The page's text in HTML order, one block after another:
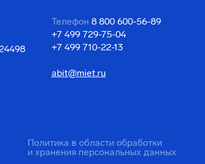
Телефон 8 800 600-56-89
+7 499 729-75-04
+7 499 710-22-13
abit@miet.ru
Политика в области обработки
и хранения персональных данных